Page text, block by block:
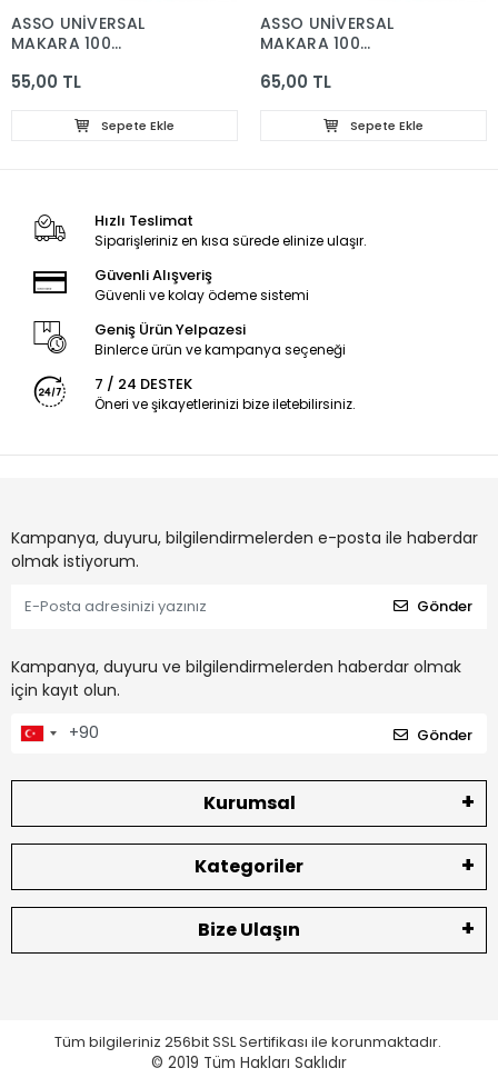
ASSO UNİVERSAL
MAKARA 100
55,00 TL
Sepete Ekle
ASSO UNİVERSAL
MAKARA 100
65,00 TL
Sepete Ekle
Hızlı Teslimat
Siparişleriniz en kısa sürede elinize ulaşır.
Güvenli Alışveriş
Güvenli ve kolay ödeme sistemi
Geniş Ürün Yelpazesi
Binlerce ürün ve kampanya seçeneği
7 / 24 DESTEK
Öneri ve şikayetlerinizi bize iletebilirsiniz.
Kampanya, duyuru, bilgilendirmelerden e-posta ile haberdar
olmak istiyorum.
Gönder
Kampanya, duyuru ve bilgilendirmelerden haberdar olmak
için kayıt olun.
Gönder
Kurumsal
Kategoriler
Bize Ulaşın
Tüm bilgileriniz 256bit SSL Sertifikası ile korunmaktadır.
© 2019 Tüm Hakları Saklıdır